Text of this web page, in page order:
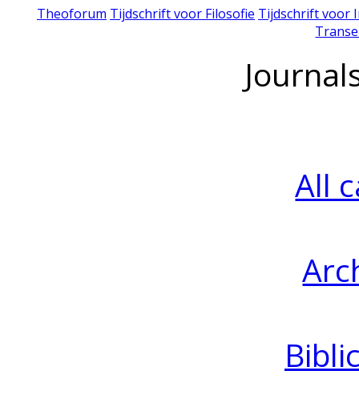
Theoforum Tijdschrift voor Filosofie Tijdschrift voor
All